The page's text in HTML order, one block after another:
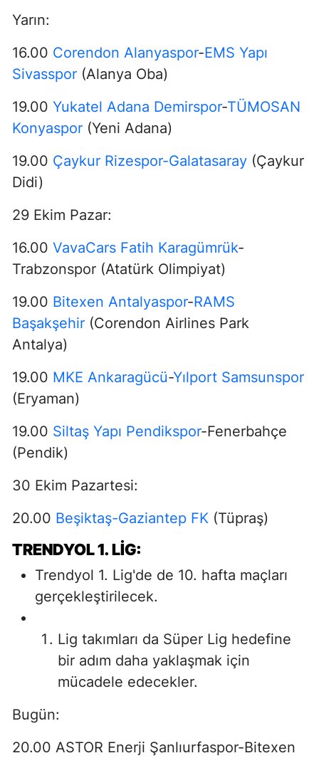
Yarın:
16.00 Corendon Alanyaspor-EMS Yapı
Sivasspor (Alanya Oba)
19.00 Yukatel Adana Demirspor-TÜMOSAN
Konyaspor (Yeni Adana)
19.00 Çaykur Rizespor-Galatasaray (Çaykur
Didi)
29 Ekim Pazar:
16.00 VavaCars Fatih Karagümrük-
Trabzonspor (Atatürk Olimpiyat)
19.00 Bitexen Antalyaspor-RAMS
Başakşehir (Corendon Airlines Park
Antalya)
19.00 MKE Ankaragücü-Yılport Samsunspor
(Eryaman)
19.00 Siltaş Yapı Pendikspor-Fenerbahçe
(Pendik)
30 Ekim Pazartesi:
20.00 Beşiktaş-Gaziantep FK (Tüpraş)
TRENDYOL 1. LIG:
Trendyol 1. Lig'de de 10. hafta maçları
gerçekleştirilecek.
Lig takımları da Süper Lig hedefine
bir adım daha yaklaşmak için
mücadele edecekler.
Bugün:
20.00 ASTOR Enerji Şanlıurfaspor-Bitexen